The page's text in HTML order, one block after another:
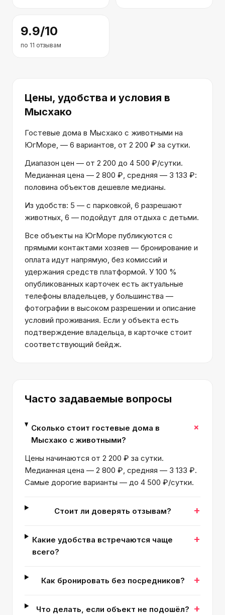
9.9/10
по 11 отзывам
Цены, удобства и условия в
Мысхако
Гостевые дома в Мысхако с животными на
ЮгМоре, — 6 вариантов, от 2 200 ₽ за сутки.
Диапазон цен — от 2 200 до 4 500 ₽/сутки.
Медианная цена — 2 800 ₽, средняя — 3 133 ₽:
половина объектов дешевле медианы.
Из удобств: 5 — с парковкой, 6 разрешают
животных, 6 — подойдут для отдыха с детьми.
Все объекты на ЮгМоре публикуются с
прямыми контактами хозяев — бронирование и
оплата идут напрямую, без комиссий и
удержания средств платформой. У 100 %
опубликованных карточек есть актуальные
телефоны владельцев, у большинства —
фотографии в высоком разрешении и описание
условий проживания. Если у объекта есть
подтверждение владельца, в карточке стоит
соответствующий бейдж.
Часто задаваемые вопросы
Сколько стоит гостевые дома в
Мысхако с животными?
+
Цены начинаются от 2 200 ₽ за сутки.
Медианная цена — 2 800 ₽, средняя — 3 133 ₽.
Самые дорогие варианты — до 4 500 ₽/сутки.
Стоит ли доверять отзывам? +
Какие удобства встречаются чаще
всего?
+
Как бронировать без посредников? +
Что делать, если объект не подошёл? +